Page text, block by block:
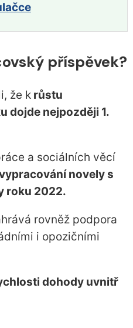
příspěvek?
že krůstu
dojde nejpozději 1.
a sociálních věcí
novely s
roku 2022.
rovněž podpora
i opozičními
dohody uvnitř